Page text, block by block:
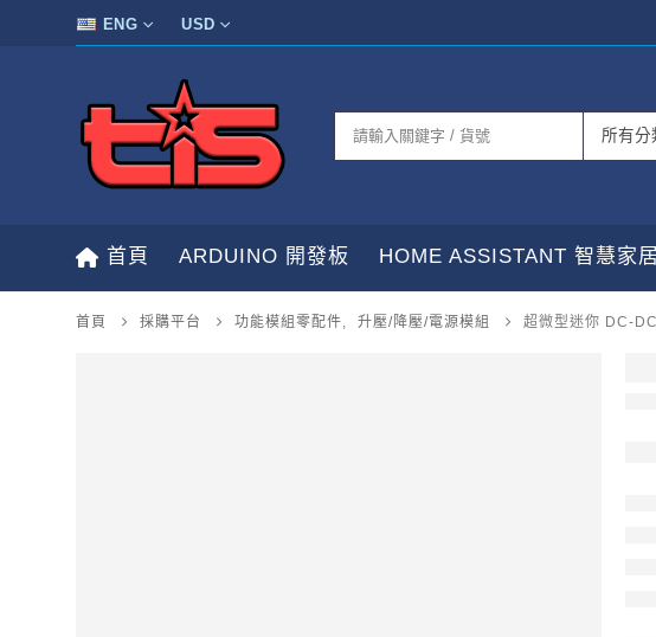
ENG USD
首頁 ARDUINO 開發板 HOME ASSISTANT 智慧家居
首頁 採購平台 功能模組零配件, 升壓/降壓/電源模組 超微型迷你 DC-